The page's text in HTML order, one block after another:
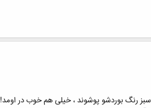
رنگ بوردشو پوشوند ، خیلی هم خوب در اومد!